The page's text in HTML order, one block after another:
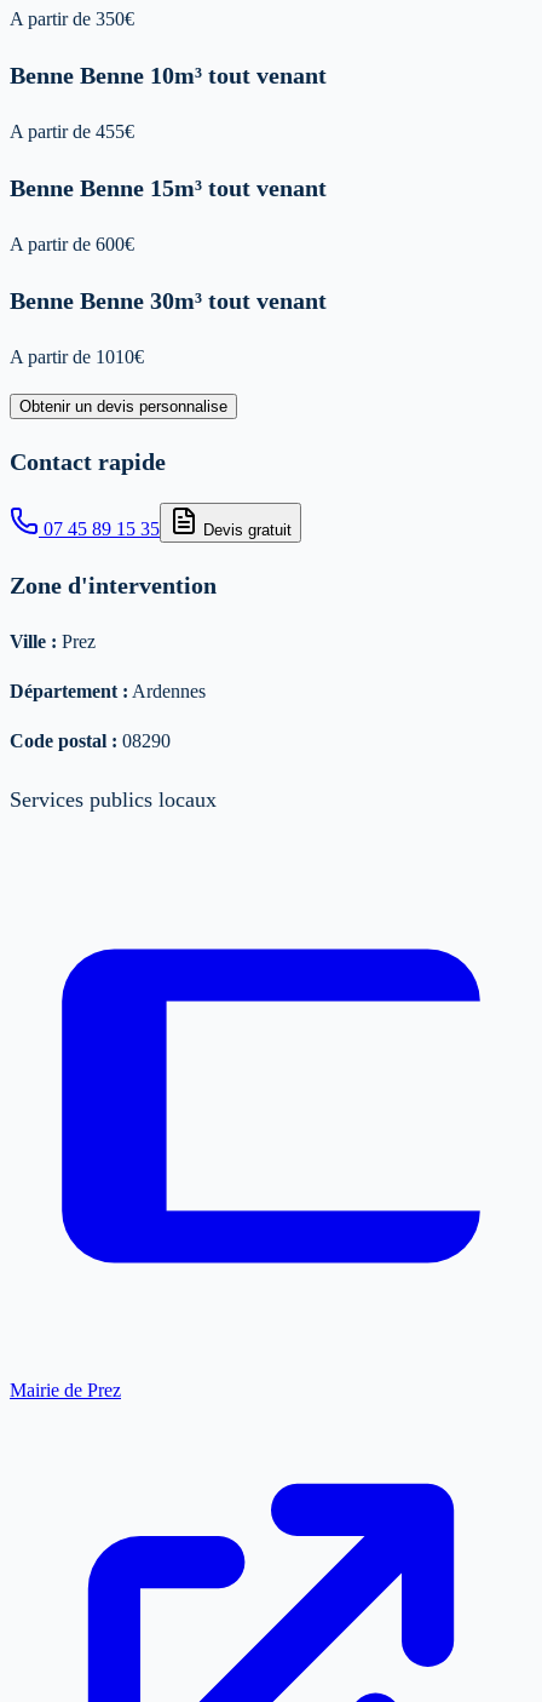
A partir de 350€
Benne Benne 10m³ tout venant
A partir de 455€
Benne Benne 15m³ tout venant
A partir de 600€
Benne Benne 30m³ tout venant
A partir de 1010€
Obtenir un devis personnalise
Contact rapide
07 45 89 15 35 Devis gratuit
Zone d'intervention
Ville : Prez
Département : Ardennes
Code postal : 08290
Services publics locaux
Mairie de Prez